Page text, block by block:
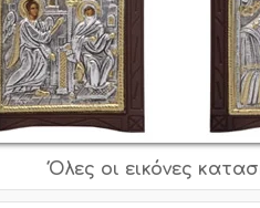
Όλες οι εικόνες